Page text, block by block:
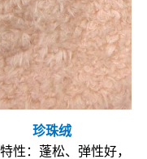
珍珠绒
性：蓬松、弹性好，